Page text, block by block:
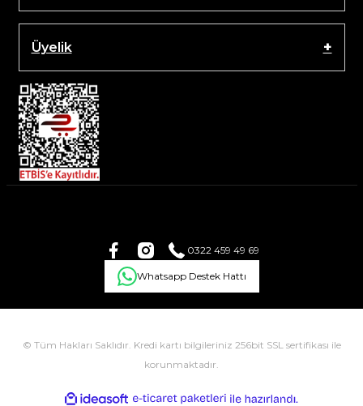
Üyelik
0322 459 49 69
Whatsapp Destek Hattı
© Tüm Hakları Saklıdır. Kredi kartı bilgileriniz 256bit SSL sertifikası ile
korunmaktadır.
ideasoft e-